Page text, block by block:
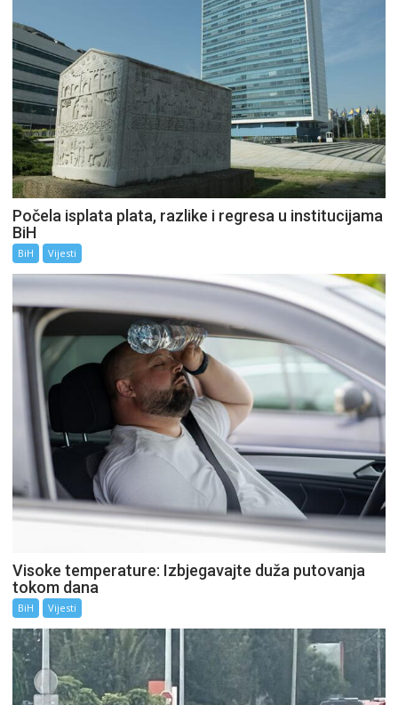
Počela isplata plata, razlike i regresa u institucijama
BiH
BiH Vijesti
Visoke temperature: Izbjegavajte duža putovanja
tokom dana
BiH Vijesti